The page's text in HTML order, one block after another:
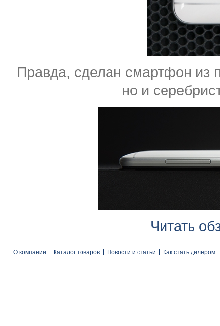
Правда, сделан смартфон из
но и
Читать
О компании Каталог товаров Новости и статьи Как стать дилером